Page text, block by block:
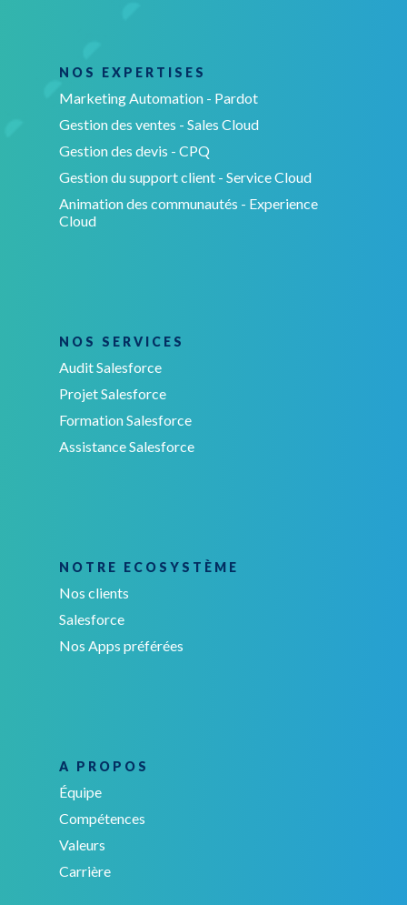
NOS EXPERTISES
Marketing Automation - Pardot
Gestion des ventes - Sales Cloud
Gestion des devis - CPQ
Gestion du support client - Service Cloud
Animation des communautés - Experience
Cloud
NOS SERVICES
Audit Salesforce
Projet Salesforce
Formation Salesforce
Assistance Salesforce
NOTRE ECOSYSTÈME
Nos clients
Salesforce
Nos Apps préférées
A PROPOS
Équipe
Compétences
Valeurs
Carrière